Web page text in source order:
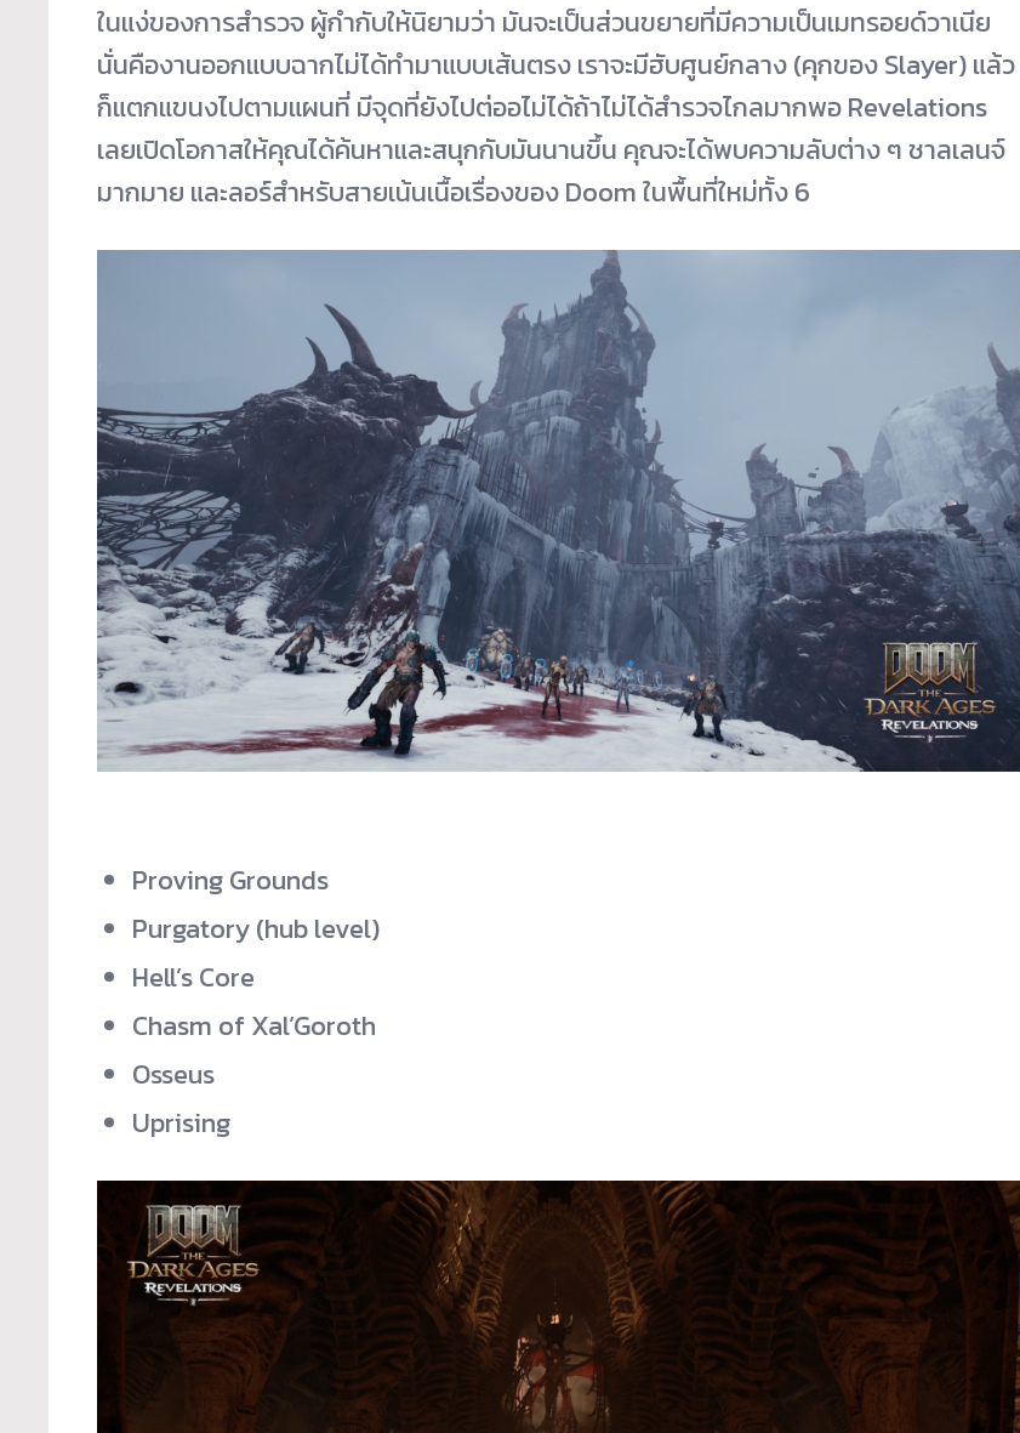
ในแง่ของการสำรวจ ผู้กำกับให้นิยามว่า มันจะเป็นส่วนขยายที่มีความเป็นเมทรอยด์วาเนีย
นั่นคืองานออกแบบฉากไม่ได้ทำมาแบบเส้นตรง เราจะมีฮับศูนย์กลาง (คุกของ Slayer) แล้ว
ก็แตกแขนงไปตามแผนที่ มีจุดที่ยังไปต่ออไม่ได้ถ้าไม่ได้สำรวจไกลมากพอ Revelations
เลยเปิดโอกาสให้คุณได้ค้นหาและสนุกกับมันนานขึ้น คุณจะได้พบความลับต่าง ๆ ชาลเลนจ์
มากมาย และลอร์สำหรับสายเน้นเนื้อเรื่องของ Doom ในพื้นที่ใหม่ทั้ง 6
Proving Grounds
Purgatory (hub level)
Hell’s Core
Chasm of Xal’Goroth
Osseus
Uprising